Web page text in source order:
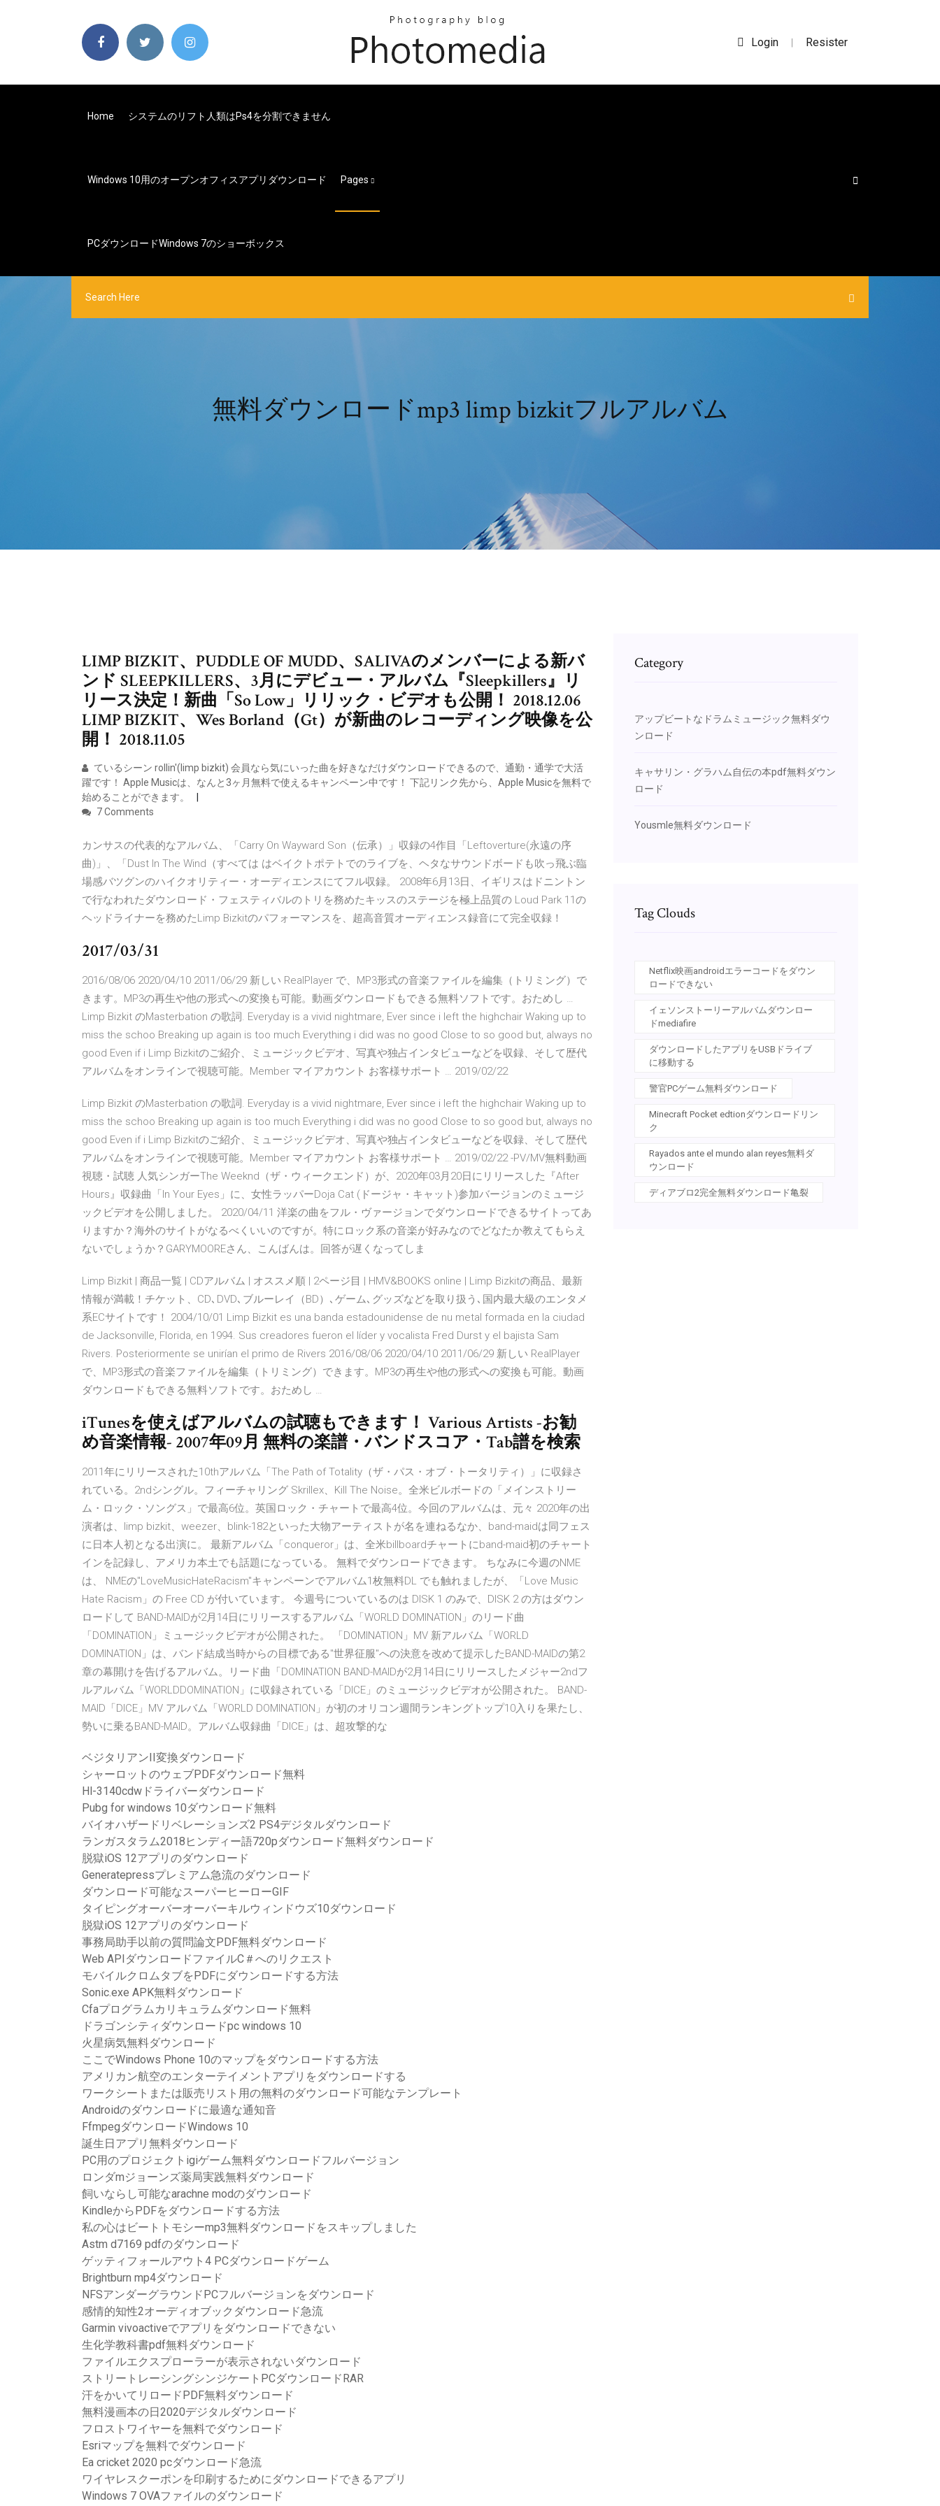
Login | Resister
Home システムのリフト人類はps4を分割できません
Windows 10用のオープンオフィスアプリダウンロード Pages
PCダウンロードWindows 7のショーボックス
無料ダウンロードmp3 limp bizkitフルアルバム
LIMP BIZKIT、PUDDLE OF MUDD、SALIVAのメンバーによる新バ
ンド SLEEPKILLERS、3月にデビュー・アルバム『Sleepkillers』リ
リース決定！新曲「So Low」リリック・ビデオも公開！ 2018.12.06
LIMP BIZKIT、Wes Borland（Gt）が新曲のレコーディング映像を公
開！ 2018.11.05
ているシーン rollin'(limp bizkit) 会員なら気にいった曲を好きなだけダウンロードできるので、通勤・通学で大活
躍です！ Apple Musicは、なんと3ヶ月無料で使えるキャンペーン中です！ 下記リンク先から、Apple Musicを無料で
始めることができます。
7 Comments
カンサスの代表的なアルバム、「Carry On Wayward Son（伝承）」収録の4作目「Leftoverture(永遠の序
曲)」、「Dust In The Wind（すべては はベイクトポテトでのライブを、ヘタなサウンドボードも吹っ飛ぶ臨
場感バツグンのハイクオリティー・オーディエンスにてフル収録。 2008年6月13日、イギリスはドニントン
で行なわれたダウンロード・フェスティバルのトリを務めたキッスのステージを極上品質の Loud Park 11の
ヘッドライナーを務めたLimp Bizkitのパフォーマンスを、超高音質オーディエンス録音にて完全収録！
2017/03/31
2016/08/06 2020/04/10 2011/06/29 新しい RealPlayer で、MP3形式の音楽ファイルを編集（トリミング）で
きます。MP3の再生や他の形式への変換も可能。動画ダウンロードもできる無料ソフトです。おためし …
Limp Bizkit のMasterbation の歌詞. Everyday is a vivid nightmare, Ever since i left the highchair Waking up to
miss the schoo Breaking up again is too much Everything i did was no good Close to so good but, always no
good Even if i Limp Bizkitのご紹介、ミュージックビデオ、写真や独占インタビューなどを収録、そして歴代
アルバムをオンラインで視聴可能。Member マイアカウント お客様サポート … 2019/02/22
Limp Bizkit のMasterbation の歌詞. Everyday is a vivid nightmare, Ever since i left the highchair Waking up to
miss the schoo Breaking up again is too much Everything i did was no good Close to so good but, always no
good Even if i Limp Bizkitのご紹介、ミュージックビデオ、写真や独占インタビューなどを収録、そして歴代
アルバムをオンラインで視聴可能。Member マイアカウント お客様サポート … 2019/02/22 -PV/MV無料動画
視聴・試聴 人気シンガーThe Weeknd（ザ・ウィークエンド）が、2020年03月20日にリリースした『After
Hours』収録曲「In Your Eyes」に、女性ラッパーDoja Cat (ドージャ・キャット)参加バージョンのミュージ
ックビデオを公開しました。 2020/04/11 洋楽の曲をフル・ヴァージョンでダウンロードできるサイトってあ
りますか？海外のサイトがなるべくいいのですが。特にロック系の音楽が好みなのでどなたか教えてもらえ
ないでしょうか？GARYMOOREさん、こんばんは。回答が遅くなってしま
Limp Bizkit | 商品一覧 | CDアルバム | オススメ順 | 2ページ目 | HMV&BOOKS online | Limp Bizkitの商品、最新
情報が満載！チケット、CD､DVD､ブルーレイ（BD）､ゲーム､グッズなどを取り扱う､国内最大級のエンタメ
系ECサイトです！ 2004/10/01 Limp Bizkit es una banda estadounidense de nu metal formada en la ciudad
de Jacksonville, Florida, en 1994. Sus creadores fueron el líder y vocalista Fred Durst y el bajista Sam
Rivers. Posteriormente se unirían el primo de Rivers 2016/08/06 2020/04/10 2011/06/29 新しい RealPlayer
で、MP3形式の音楽ファイルを編集（トリミング）できます。MP3の再生や他の形式への変換も可能。動画
ダウンロードもできる無料ソフトです。おためし …
iTunesを使えばアルバムの試聴もできます！ Various Artists -お勧
め音楽情報- 2007年09月 無料の楽譜・バンドスコア・Tab譜を検索
2011年にリリースされた10thアルバム「The Path of Totality（ザ・パス・オブ・トータリティ）」に収録さ
れている。2ndシングル。フィーチャリング Skrillex、Kill The Noise。全米ビルボードの「メインストリー
ム・ロック・ソングス」で最高6位。英国ロック・チャートで最高4位。今回のアルバムは、元々 2020年の出
演者は、limp bizkit、weezer、blink-182といった大物アーティストが名を連ねるなか、band-maidは同フェス
に日本人初となる出演に。 最新アルバム「conqueror」は、全米billboardチャートにband-maid初のチャート
インを記録し、アメリカ本土でも話題になっている。 無料でダウンロードできます。 ちなみに今週のNME
は、 NMEの"LoveMusicHateRacism"キャンペーンでアルバム1枚無料DL でも触れましたが、「Love Music
Hate Racism」の Free CD が付いています。 今週号についているのは DISK 1 のみで、DISK 2 の方はダウン
ロードして BAND-MAIDが2月14日にリリースするアルバム「WORLD DOMINATION」のリード曲
「DOMINATION」ミュージックビデオが公開された。 「DOMINATION」MV 新アルバム「WORLD
DOMINATION」は、バンド結成当時からの目標である"世界征服"への決意を改めて提示したBAND-MAIDの第2
章の幕開けを告げるアルバム。リード曲「DOMINATION BAND-MAIDが2月14日にリリースしたメジャー2ndフ
ルアルバム「WORLDDOMINATION」に収録されている「DICE」のミュージックビデオが公開された。 BAND-
MAID「DICE」MV アルバム「WORLD DOMINATION」が初のオリコン週間ランキングトップ10入りを果たし、
勢いに乗るBAND-MAID。アルバム収録曲「DICE」は、超攻撃的な
ベジタリアンII変換ダウンロード
シャーロットのウェブPDFダウンロード無料
Hl-3140cdwドライバーダウンロード
Pubg for windows 10ダウンロード無料
バイオハザードリベレーションズ2 PS4デジタルダウンロード
ランガスタラム2018ヒンディー語720pダウンロード無料ダウンロード
脱獄iOS 12アプリのダウンロード
Generatepressプレミアム急流のダウンロード
ダウンロード可能なスーパーヒーローGIF
タイピングオーバーオーバーキルウィンドウズ10ダウンロード
脱獄iOS 12アプリのダウンロード
事務局助手以前の質問論文PDF無料ダウンロード
Web APIダウンロードファイルC＃へのリクエスト
モバイルクロムタブをPDFにダウンロードする方法
Sonic.exe APK無料ダウンロード
Cfaプログラムカリキュラムダウンロード無料
ドラゴンシティダウンロードpc windows 10
火星病気無料ダウンロード
ここでWindows Phone 10のマップをダウンロードする方法
アメリカン航空のエンターテイメントアプリをダウンロードする
ワークシートまたは販売リスト用の無料のダウンロード可能なテンプレート
Androidのダウンロードに最適な通知音
FfmpegダウンロードWindows 10
誕生日アプリ無料ダウンロード
PC用のプロジェクトigiゲーム無料ダウンロードフルバージョン
ロンダmジョーンズ薬局実践無料ダウンロード
飼いならし可能なarachne modのダウンロード
KindleからPDFをダウンロードする方法
私の心はビートトモシーmp3無料ダウンロードをスキップしました
Astm d7169 pdfのダウンロード
ゲッティフォールアウト4 PCダウンロードゲーム
Brightburn mp4ダウンロード
NFSアンダーグラウンドPCフルバージョンをダウンロード
感情的知性2オーディオブックダウンロード急流
Garmin vivoactiveでアプリをダウンロードできない
生化学教科書pdf無料ダウンロード
ファイルエクスプローラーが表示されないダウンロード
ストリートレーシングシンジケートPCダウンロードRAR
汗をかいてリロードPDF無料ダウンロード
無料漫画本の日2020デジタルダウンロード
フロストワイヤーを無料でダウンロード
Esriマップを無料でダウンロード
Ea cricket 2020 pcダウンロード急流
ワイヤレスクーポンを印刷するためにダウンロードできるアプリ
Windows 7 OVAファイルのダウンロード
Category
アップビートなドラムミュージック無料ダウ
ンロード
キャサリン・グラハム自伝の本pdf無料ダウン
ロード
Yousmle無料ダウンロード
Tag Clouds
Netflix映画androidエラーコードをダウン
ロードできない
イェソンストーリーアルバムダウンロー
ドmediafire
ダウンロードしたアプリをUSBドライブ
に移動する
警官PCゲーム無料ダウンロード
Minecraft Pocket edtionダウンロードリン
ク
Rayados ante el mundo alan reyes無料ダ
ウンロード
ディアブロ2完全無料ダウンロード亀裂